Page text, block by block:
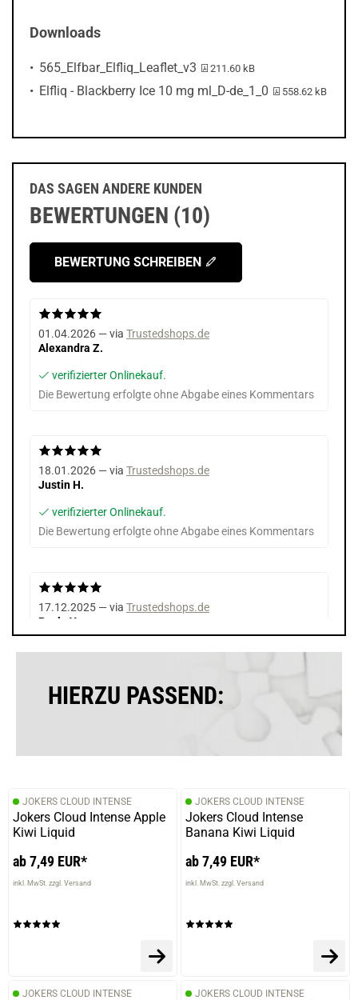
Downloads
565_Elfbar_Elfliq_Leaflet_v3 PDF-Datei:
211.60 kB
Elfliq - Blackberry Ice 10 mg ml_D-de_1_0 PDF-Datei:
558.62 kB
DAS SAGEN ANDERE KUNDEN
BEWERTUNGEN (10)
BEWERTUNG SCHREIBEN
01.04.2026 — via Trustedshops.de
Alexandra Z.
verifizierter Onlinekauf.
Die Bewertung erfolgte ohne Abgabe eines Kommentars
18.01.2026 — via Trustedshops.de
Justin H.
verifizierter Onlinekauf.
Die Bewertung erfolgte ohne Abgabe eines Kommentars
17.12.2025 — via Trustedshops.de
Pavlo Y.
Rico F.
Die Bewertung erfolgte ohne Abgabe eines Kommentars
08.12.2025 — via
Trustedshops.de
verifizierter Onlinekauf.
HIERZU PASSEND:
JOKERS CLOUD INTENSE
Jokers Cloud Intense Apple
Kiwi Liquid
ab 7,49 EUR*
inkl. MwSt. zzgl. Versand
JOKERS CLOUD INTENSE
Jokers Cloud Intense
Banana Kiwi Liquid
ab 7,49 EUR*
inkl. MwSt. zzgl. Versand
JOKERS CLOUD INTENSE JOKERS CLOUD INTENSE